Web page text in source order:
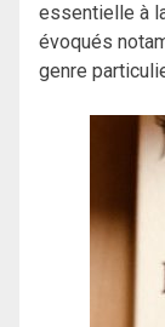
essentielle à
évoqués
genre